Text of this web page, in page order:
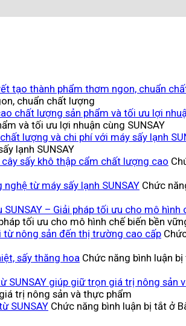
tạo thành phẩm thơm ngon, chuẩn
chuẩn chất lượng
chất lượng sản phẩm và tối ưu lợi
và tối ưu lợi nhuận cùng SUNSAY
lượng và chi phí với máy sấy lạnh
lạnh SUNSAY
sấy khô thập cẩm chất lượng cao
từ máy sấy lạnh SUNSAY Chức
– Giải pháp tối ưu cho mô hình
tối ưu cho mô hình chế biến bền
từ nông sản đến thị trường cao cấp
sấy thăng hoa Chức năng bình luận
SUNSAY giúp giữ trọn giá trị nông sản
trị nông sản và thực phẩm
SUNSAY Chức năng bình luận bị tắt ở